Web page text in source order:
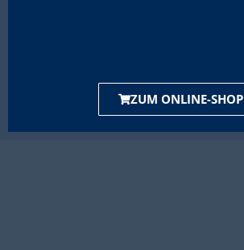
ZUM ONLINE-SHOP